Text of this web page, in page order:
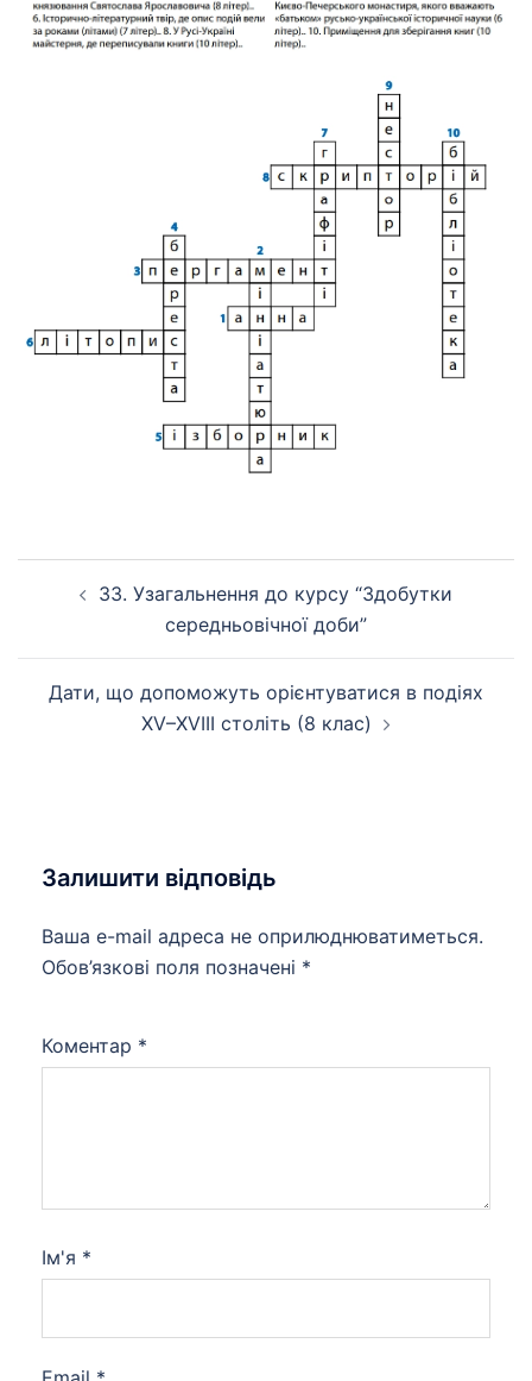
33. Узагальнення до курсу “Здобутки
середньовічної доби”
Дати, що допоможуть орієнтуватися в подіях
XV–XVIII століть (8 клас)
Залишити відповідь
Ваша e-mail адреса не оприлюднюватиметься.
Обов’язкові поля позначені *
Коментар *
Ім'я *